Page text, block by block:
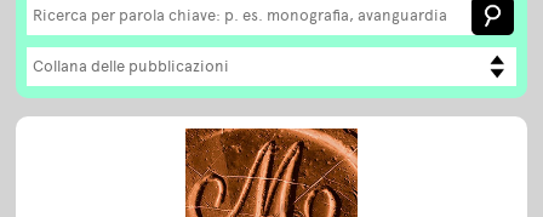
Collana delle pubblicazioni